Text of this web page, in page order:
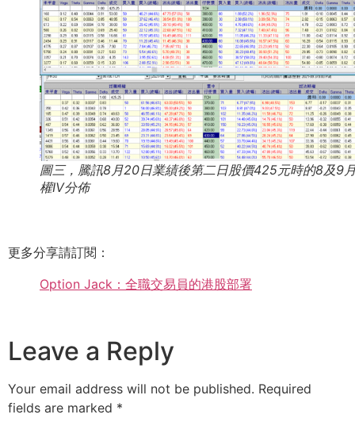
圖三，騰訊8月20日業績後第二日股價425元時的8及9
權IV分佈
更多分享請訂閱：
Option Jack：全職交易員的港股部署
Leave a Reply
Your email address will not be published. Required
fields are marked *